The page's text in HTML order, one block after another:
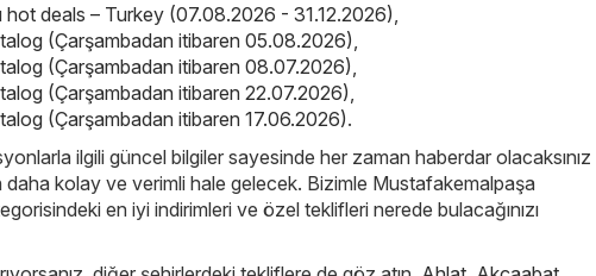
hot deals – Turkey (07.08.2026 - 31.12.2026)
(Çarşambadan itibaren 05.08.2026)
(Çarşambadan itibaren 08.07.2026)
(Çarşambadan itibaren 22.07.2026)
(Çarşambadan itibaren 17.06.2026).
ilgili güncel bilgiler sayesinde her zaman haberdar olacaksınız
daha kolay ve verimli hale gelecek. Bizimle Mustafakemalpaşa
en iyi indirimleri ve özel teklifleri nerede bulacağınızı